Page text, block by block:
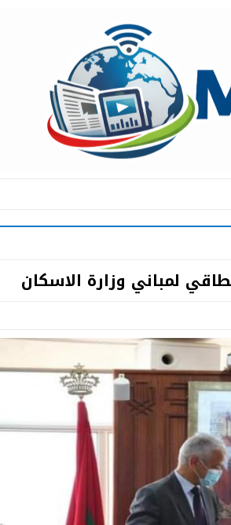
_
لمباني وزارة الاسكان